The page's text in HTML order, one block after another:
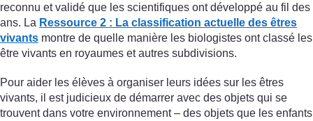
reconnu et validé que les scientifiques ont développé au fil des
ans. La Ressource 2 : La classification actuelle des êtres
vivants montre de quelle manière les biologistes ont classé les
être vivants en royaumes et autres subdivisions.
Pour aider les élèves à organiser leurs idées sur les êtres
vivants, il est judicieux de démarrer avec des objets qui se
trouvent dans votre environnement – des objets que les enfants